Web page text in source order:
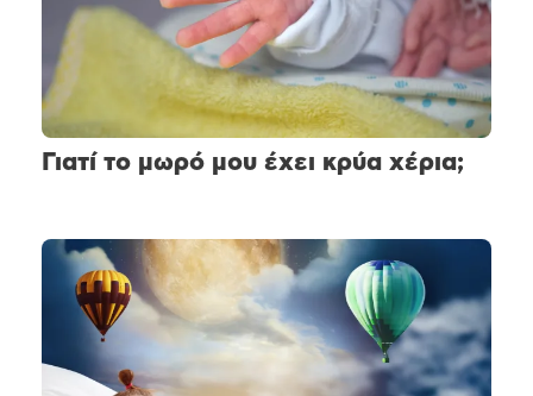
Γιατί το μωρό μου έχει κρύα χέρια;